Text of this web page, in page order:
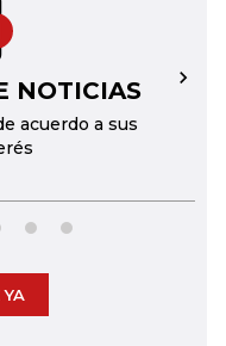
NOTICIAS
acuerdo a sus
→
YA